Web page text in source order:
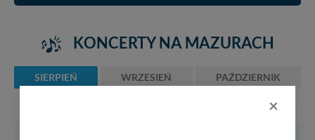
KONCERTY NA MAZURACH
SIERPIEŃ WRZESIEŃ PAŹDZIERNIK
N
×